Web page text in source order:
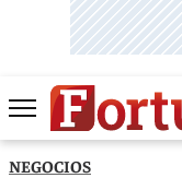
NEGOCIOS